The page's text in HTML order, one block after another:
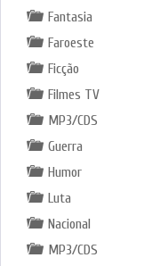
Fantasia
Faroeste
Ficção
Filmes TV
MP3/CDS
Guerra
Humor
Luta
Nacional
MP3/CDS